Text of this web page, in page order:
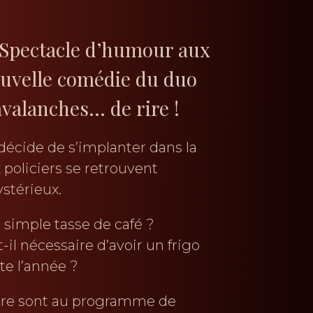
d’humour aux
comédie du duo
de rire !
de s’implanter dans la
se retrouvent
tasse de café ?
nécessaire d’avoir un frigo
l’année ?
sont au programme de